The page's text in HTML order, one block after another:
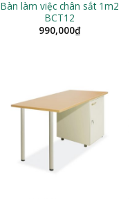
Bàn làm việc chân sắt 1m2
BCT12
990,000₫